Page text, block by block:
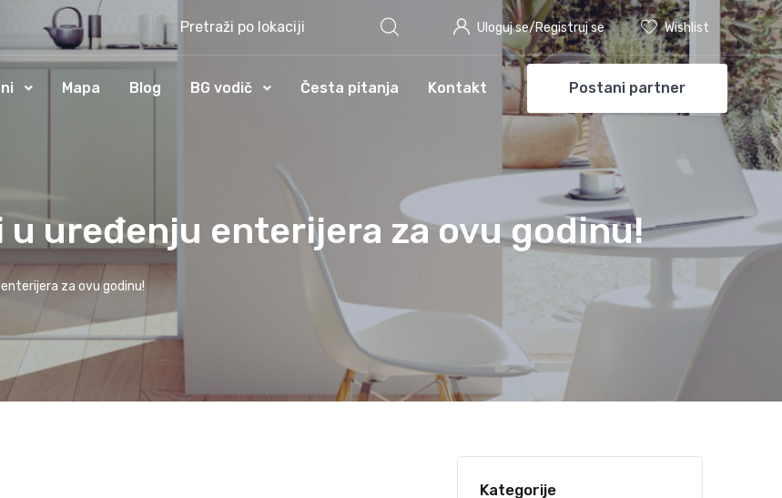
Pretraži po lokaciji Uloguj se/Registruj se Wishlist
Mapa Blog BG vodič Česta pitanja Kontakt Postani partner
uređenju enterijera za ovu godinu!
za ovu godinu!
Kategorije